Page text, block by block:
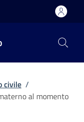
civile /
al momento